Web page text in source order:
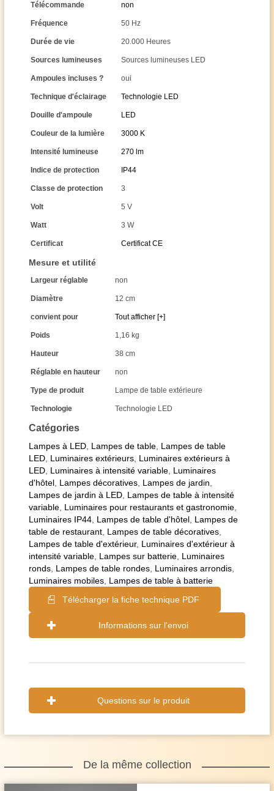
Catégories
Lampes à LED Lampes de table Lampes de table
LED Luminaires extérieurs Luminaires extérieurs à
LED Luminaires à intensité variable Luminaires
d'hôtel Lampes décoratives Lampes de jardin
Lampes de jardin à LED Lampes de table à intensité
variable Luminaires pour restaurants et gastronomie
Luminaires IP44 Lampes de table d'hôtel Lampes de
table de restaurant Lampes de table décoratives
Lampes de table d'extérieur, Luminaires d'extérieur à
intensité variable Lampes sur batterie Luminaires
ronds Lampes de table rondes Luminaires arrondis
Luminaires mobiles Lampes de table à batterie
Télécharger la fiche technique PDF
Informations sur l'envoi
Télécommande non
Fréquence 50 Hz
Durée de vie 20.000 Heures
Sources lumineuses Sources lumineuses LED
Ampoules incluses ? oui
Technique d'éclairage Technologie LED
Douille d'ampoule LED
Couleur de la lumière 3000 K
Intensité lumineuse 270 lm
Indice de protection IP44
Classe de protection 3
Volt 5 V
Watt 3 W
Certificat Certificat CE
Mesure et utilité
Largeur réglable non
Diamètre 12 cm
convient pour Tout afficher [+]
Poids 1,16 kg
Hauteur 38 cm
Réglable en hauteur non
Type de produit Lampe de table extérieure
Technologie Technologie LED
Questions sur le produit
De la même collection